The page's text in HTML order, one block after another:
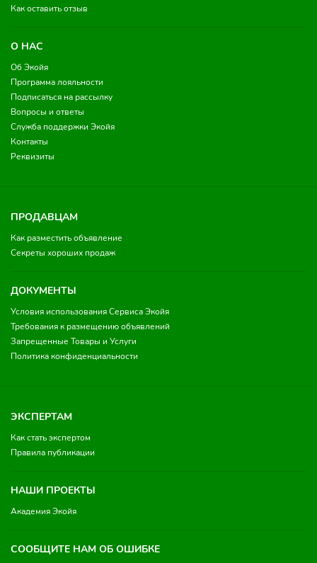
Как оставить отзыв
О НАС
Об Экойя
Программа лояльности
Подписаться на рассылку
Вопросы и ответы
Служба поддержки Экойя
Контакты
Реквизиты
ПРОДАВЦАМ
Как разместить объявление
Секреты хороших продаж
ДОКУМЕНТЫ
Условия использования Сервиса Экойя
Требования к размещению объявлений
Запрещенные Товары и Услуги
Политика конфиденциальности
ЭКСПЕРТАМ
Как стать экспертом
Правила публикации
НАШИ ПРОЕКТЫ
Академия Экойя
СООБЩИТЕ НАМ ОБ ОШИБКЕ